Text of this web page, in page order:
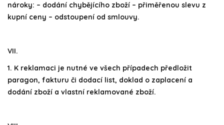
nároky: – dodání chybějícího zboží – přiměřenou slevu z
kupní ceny – odstoupení od smlouvy.
VII.
1. K reklamaci je nutné ve všech případech předložit
paragon, fakturu či dodací list, doklad o zaplacení a
dodání zboží a vlastní reklamované zboží.